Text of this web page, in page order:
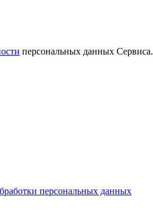
персональных данных Сервиса.
персональных данных